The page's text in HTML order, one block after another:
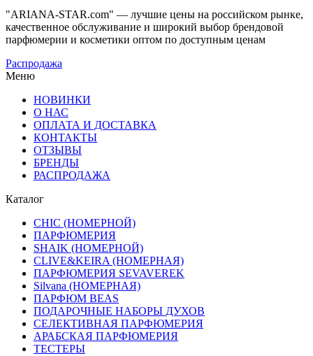
"ARIANA-STAR.com" — лучшие цены на российском рынке,
качественное обслуживание и широкий выбор брендовой
парфюмерии и косметики оптом по доступным ценам
Распродажа
Меню
НОВИНКИ
О НАС
ОПЛАТА И ДОСТАВКА
КОНТАКТЫ
ОТЗЫВЫ
БРЕНДЫ
РАСПРОДАЖА
Каталог
CHIC (НОМЕРНОЙ)
ПАРФЮМЕРИЯ
SHAIK (НОМЕРНОЙ)
CLIVE&KEIRA (НОМЕРНАЯ)
ПАРФЮМЕРИЯ SEVAVEREK
Silvana (НОМЕРНАЯ)
ПАРФЮМ BEAS
ПОДАРОЧНЫЕ НАБОРЫ ДУХОВ
СЕЛЕКТИВНАЯ ПАРФЮМЕРИЯ
АРАБСКАЯ ПАРФЮМЕРИЯ
ТЕСТЕРЫ